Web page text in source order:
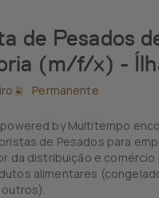
de Pesados
(m/f/x) -
Permanente
powered by Multitempo
de Pesados para
da distribuição e comércio
alimentares